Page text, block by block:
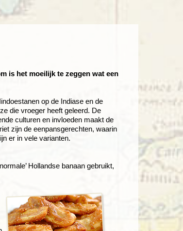
is het moeilijk te zeggen wat een
op de Indiase en de
die vroeger heeft geleerd. De
culturen en invloeden maakt de
zijn de eenpansgerechten, waarin
er in vele varianten.
Hollandse banaan gebruikt,